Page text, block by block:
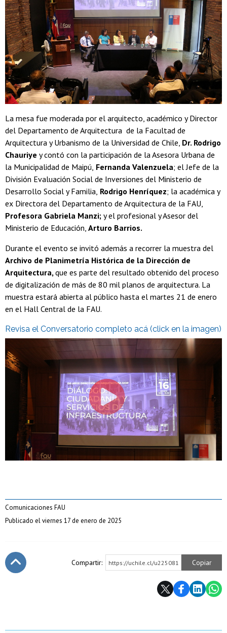
La mesa fue moderada por el arquitecto, académico y Director
del Departamento de Arquitectura de la Facultad de
Arquitectura y Urbanismo de la Universidad de Chile, Dr. Rodrigo
Chauriye y contó con la participación de la Asesora Urbana de
la Municipalidad de Maipú, Fernanda Valenzuela; el Jefe de la
División Evaluación Social de Inversiones del Ministerio de
Desarrollo Social y Familia, Rodrigo Henríquez; la académica y
ex Directora del Departamento de Arquitectura de la FAU,
Profesora Gabriela Manzi; y el profesional y Asesor del
Ministerio de Educación, Arturo Barrios.
Durante el evento se invitó además a recorrer la muestra del
Archivo de Planimetría Histórica de la Dirección de
Arquitectura, que es parte del resultado obtenido del proceso
de digitalización de más de 80 mil planos de arquitectura. La
muestra estará abierta al público hasta el martes 21 de enero
en el Hall Central de la FAU.
Revisa el Conversatorio completo acá (click en la imagen)
Comunicaciones FAU
Publicado el viernes 17 de enero de 2025
Compartir: https://uchile.cl/u225081 Copiar